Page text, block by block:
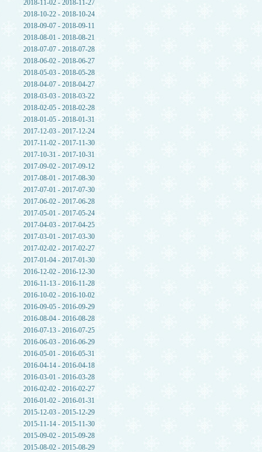
2018-11-02 - 2018-11-27
2018-10-22 - 2018-10-24
2018-09-07 - 2018-09-11
2018-08-01 - 2018-08-21
2018-07-07 - 2018-07-28
2018-06-02 - 2018-06-27
2018-05-03 - 2018-05-28
2018-04-07 - 2018-04-27
2018-03-03 - 2018-03-22
2018-02-05 - 2018-02-28
2018-01-05 - 2018-01-31
2017-12-03 - 2017-12-24
2017-11-02 - 2017-11-30
2017-10-31 - 2017-10-31
2017-09-02 - 2017-09-12
2017-08-01 - 2017-08-30
2017-07-01 - 2017-07-30
2017-06-02 - 2017-06-28
2017-05-01 - 2017-05-24
2017-04-03 - 2017-04-25
2017-03-01 - 2017-03-30
2017-02-02 - 2017-02-27
2017-01-04 - 2017-01-30
2016-12-02 - 2016-12-30
2016-11-13 - 2016-11-28
2016-10-02 - 2016-10-02
2016-09-05 - 2016-09-29
2016-08-04 - 2016-08-28
2016-07-13 - 2016-07-25
2016-06-03 - 2016-06-29
2016-05-01 - 2016-05-31
2016-04-14 - 2016-04-18
2016-03-01 - 2016-03-28
2016-02-02 - 2016-02-27
2016-01-02 - 2016-01-31
2015-12-03 - 2015-12-29
2015-11-14 - 2015-11-30
2015-09-02 - 2015-09-28
2015-08-02 - 2015-08-29